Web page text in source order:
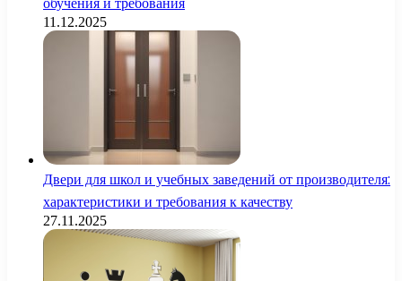
11.12.2025
Двери для школ и учебных заведений от производителя:
характеристики и требования к качеству
27.11.2025